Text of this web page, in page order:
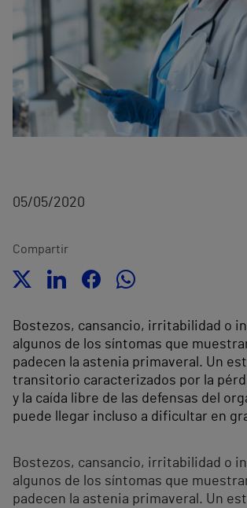
05/05/2020
Compartir
Bostezos, cansancio, irritabilidad o
algunos de los síntomas que
padecen la astenia primaveral. Un
transitorio caracterizados por la
y la caída libre de las defensas del
puede llegar incluso a dificultar en
Bostezos, cansancio, irritabilidad o
algunos de los síntomas que
padecen la astenia primaveral. Un